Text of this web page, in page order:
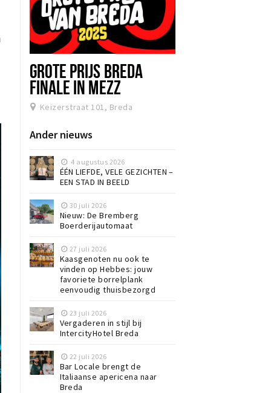
GROTE PRIJS BREDA
FINALE IN MEZZ
Keizerstraat 101, Breda
Ander nieuws
4 augustus 2026
ÉÉN LIEFDE, VELE GEZICHTEN –
EEN STAD IN BEELD
30 juli 2026
Nieuw: De Bremberg
Boerderijautomaat
27 juli 2026
Kaasgenoten nu ook te
vinden op Hebbes: jouw
favoriete borrelplank
eenvoudig thuisbezorgd
23 juli 2026
Vergaderen in stijl bij
IntercityHotel Breda
22 juli 2026
Bar Locale brengt de
Italiaanse apericena naar
Breda